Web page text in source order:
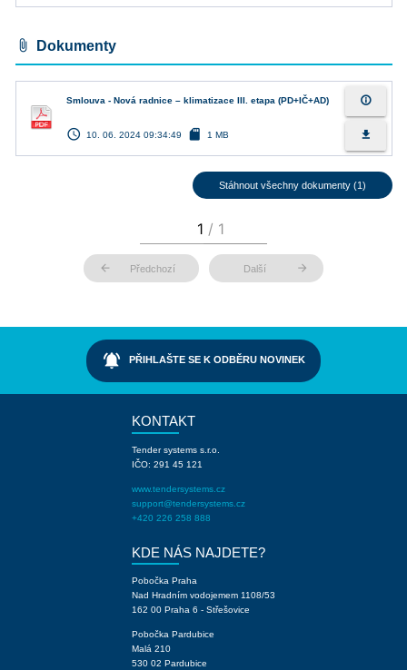
attach_file Dokumenty
Smlouva - Nová radnice – klimatizace III. etapa (PD+IČ+AD)
access_time 10. 06. 2024 09:34:49 sd_card 1 MB
info_outline
file_download
Stáhnout všechny dokumenty (1)
arrow_back Předchozí Další arrow_forward
notifications_active PŘIHLAŠTE SE K ODBĚRU NOVINEK
KONTAKT
Tender systems s.r.o.
IČO: 291 45 121
www.tendersystems.cz
support@tendersystems.cz
+420 226 258 888
KDE NÁS NAJDETE?
Pobočka Praha
Nad Hradním vodojemem 1108/53
162 00 Praha 6 - Střešovice
Pobočka Pardubice
Malá 210
530 02 Pardubice